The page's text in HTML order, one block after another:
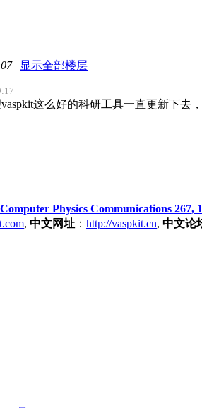
| 显示全部楼层
这么好的科研工具一直更新下去
Computer Physics Communications 267,
, 中文网址 ： http://vaspkit.cn, 中文论